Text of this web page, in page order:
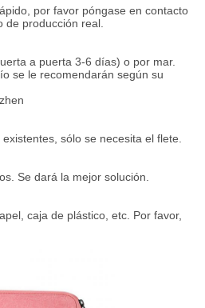
por favor póngase en contacto
de producción real.
a puerta 3-6 días) o por mar.
se le recomendarán según su
sólo se necesita el flete.
Se dará la mejor solución.
caja de plástico, etc. Por favor,